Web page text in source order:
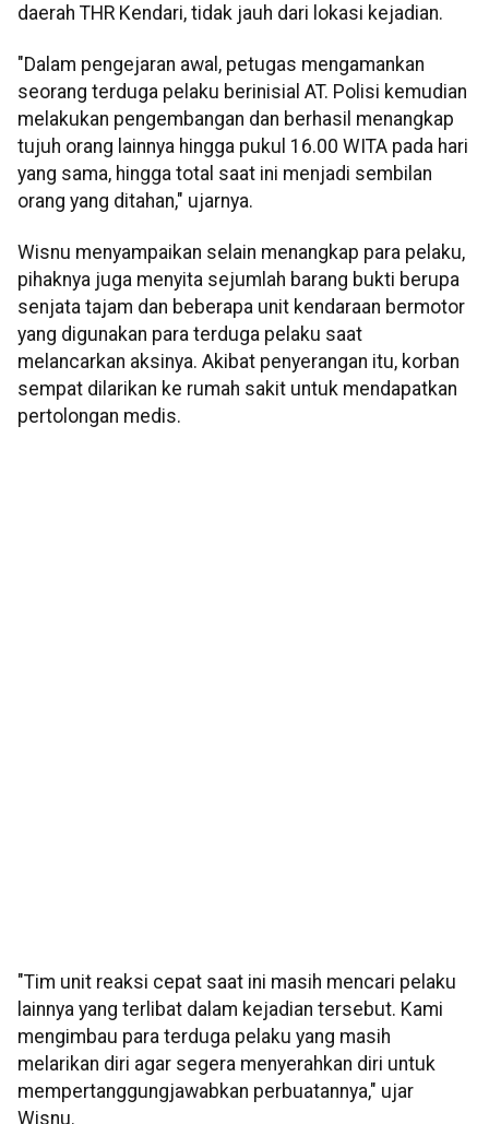
daerah THR Kendari, tidak jauh dari lokasi kejadian.
"Dalam pengejaran awal, petugas mengamankan
seorang terduga pelaku berinisial AT. Polisi kemudian
melakukan pengembangan dan berhasil menangkap
tujuh orang lainnya hingga pukul 16.00 WITA pada hari
yang sama, hingga total saat ini menjadi sembilan
orang yang ditahan," ujarnya.
Wisnu menyampaikan selain menangkap para pelaku,
pihaknya juga menyita sejumlah barang bukti berupa
senjata tajam dan beberapa unit kendaraan bermotor
yang digunakan para terduga pelaku saat
melancarkan aksinya. Akibat penyerangan itu, korban
sempat dilarikan ke rumah sakit untuk mendapatkan
pertolongan medis.
"Tim unit reaksi cepat saat ini masih mencari pelaku
lainnya yang terlibat dalam kejadian tersebut. Kami
mengimbau para terduga pelaku yang masih
melarikan diri agar segera menyerahkan diri untuk
mempertanggungjawabkan perbuatannya," ujar
Wisnu.